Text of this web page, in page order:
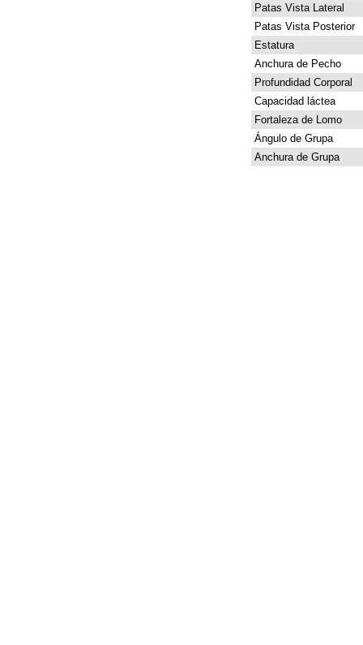
Patas Vista Lateral
Patas Vista Posterior
Estatura
Anchura de Pecho
Profundidad Corporal
Capacidad láctea
Fortaleza de Lomo
Ángulo de Grupa
Anchura de Grupa